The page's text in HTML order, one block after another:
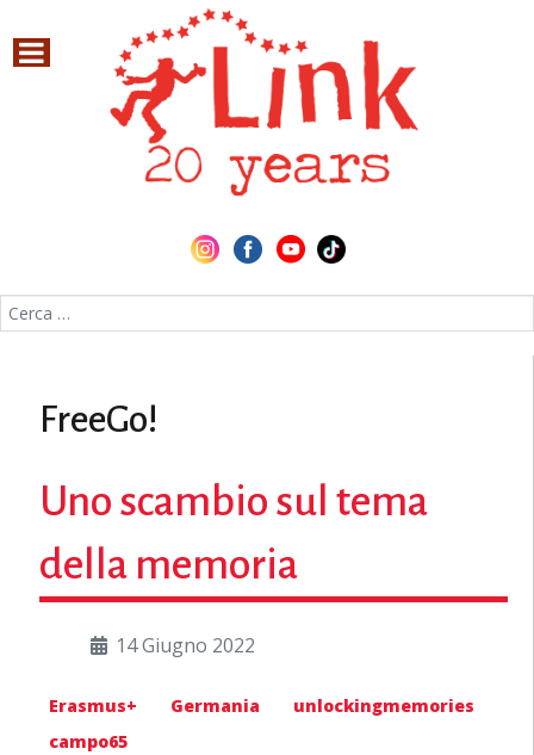
Cerca nel sito
FreeGo!
Uno scambio sul tema
della memoria
14 Giugno 2022
Erasmus+ Germania
unlockingmemories
campo65